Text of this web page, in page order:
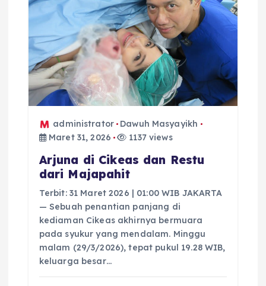
administrator
Dawuh Masyayikh
Maret 31, 2026
1137 views
Arjuna di Cikeas dan Restu
dari Majapahit
Terbit: 31 Maret 2026 | 01:00 WIB JAKARTA
— Sebuah penantian panjang di
kediaman Cikeas akhirnya bermuara
pada syukur yang mendalam. Minggu
malam (29/3/2026), tepat pukul 19.28 WIB,
keluarga besar…